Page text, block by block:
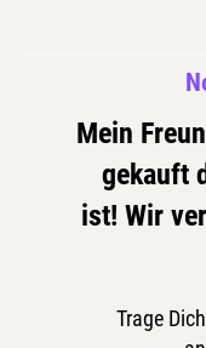
Mein
gekauft
ist! Wir
Trage